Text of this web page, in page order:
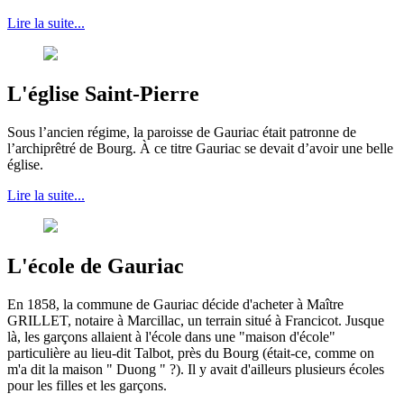
Lire la suite...
L'église Saint-Pierre
Sous l’ancien régime, la paroisse de Gauriac était patronne de
l’archiprêtré de Bourg. À ce titre Gauriac se devait d’avoir une belle
église.
Lire la suite...
L'école de Gauriac
En 1858, la commune de Gauriac décide d'acheter à Maître
GRILLET, notaire à Marcillac, un terrain situé à Francicot. Jusque
là, les garçons allaient à l'école dans une "maison d'école"
particulière au lieu-dit Talbot, près du Bourg (était-ce, comme on
m'a dit la maison " Duong " ?). Il y avait d'ailleurs plusieurs écoles
pour les filles et les garçons.